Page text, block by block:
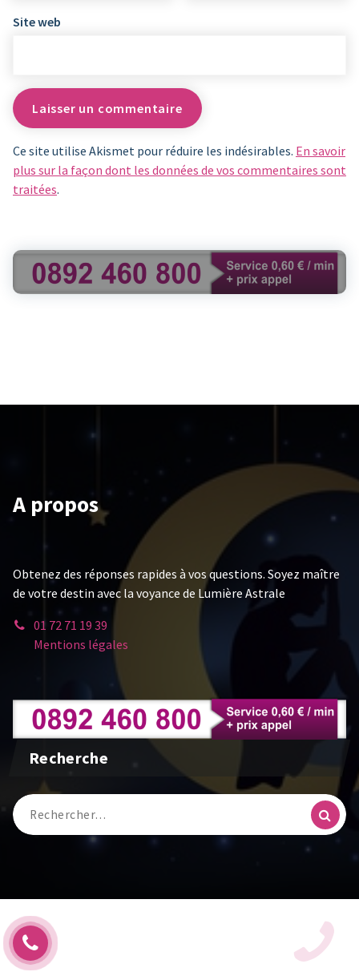
Site web
Ce site utilise Akismet pour réduire les indésirables. En savoir
plus sur la façon dont les données de vos commentaires sont
traitées.
A propos
Obtenez des réponses rapides à vos questions. Soyez maître
de votre destin avec la voyance de Lumière Astrale
01 72 71 19 39
Mentions légales
Recherche
Recherche
pour :